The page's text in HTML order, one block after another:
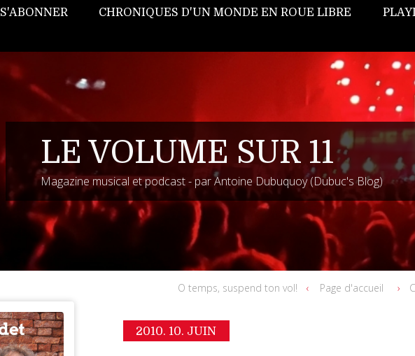
S'ABONNER CHRONIQUES D'UN MONDE EN ROUE LIBRE
LE VOLUME SUR 11
Magazine musical et podcast - par Antoine Dubuquoy (Dubuc's Blog)
O temps, suspend ton vol! Page d'accueil
2010. 10. JUIN